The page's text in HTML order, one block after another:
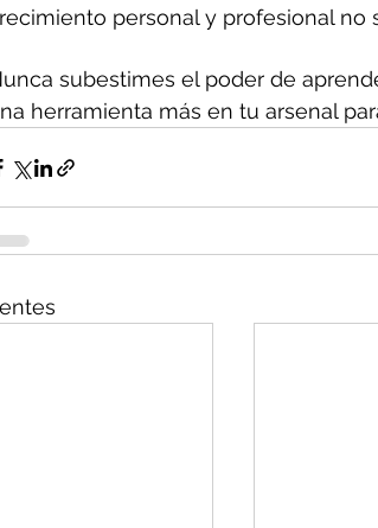
personal y profesional no
subestimes el poder de
herramienta más en tu arsenal